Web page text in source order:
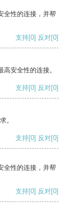
全性的连接，并帮
支持[0] 反对[0]
安全性的连接。
支持[0] 反对[0]
。
支持[0] 反对[0]
全性的连接，并帮
支持[0] 反对[0]